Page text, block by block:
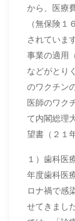
から、医療
（無保険
されていま
事業の適用
などがとり
のワクチン
医師のワク
て内閣総理
望書（２１
１）歯科医
年度歯科医
ロナ禍で感
せてきまし